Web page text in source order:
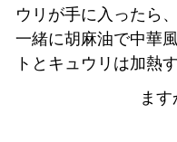
ウリが手に入ったら
一緒に胡麻油で中華
トとキュウリは加熱
ます